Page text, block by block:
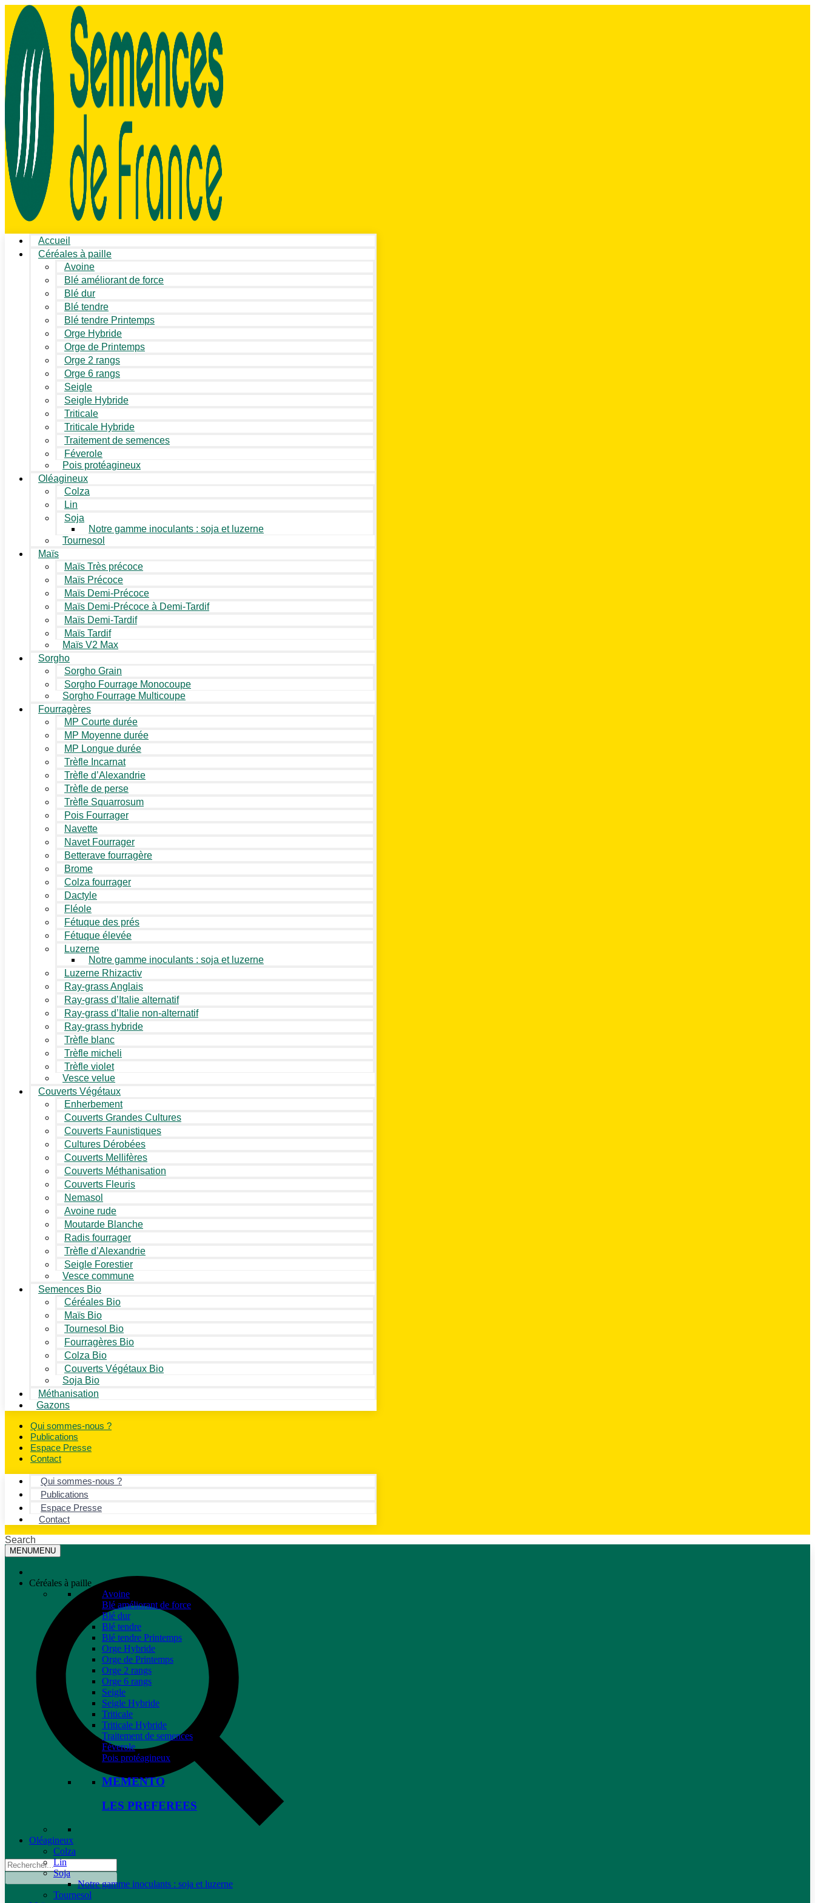
Accueil
Céréales à paille
Avoine
Blé améliorant de force
Blé dur
Blé tendre
Blé tendre Printemps
Orge Hybride
Orge de Printemps
Orge 2 rangs
Orge 6 rangs
Seigle
Seigle Hybride
Triticale
Triticale Hybride
Traitement de semences
Féverole
Pois protéagineux
Oléagineux
Colza
Lin
Soja
Notre gamme inoculants : soja et luzerne
Tournesol
Maïs
Maïs Très précoce
Maïs Précoce
Maïs Demi-Précoce
Maïs Demi-Précoce à Demi-Tardif
Maïs Demi-Tardif
Maïs Tardif
Maïs V2 Max
Sorgho
Sorgho Grain
Sorgho Fourrage Monocoupe
Sorgho Fourrage Multicoupe
Fourragères
MP Courte durée
MP Moyenne durée
MP Longue durée
Trèfle Incarnat
Trèfle d’Alexandrie
Trèfle de perse
Trèfle Squarrosum
Pois Fourrager
Navette
Navet Fourrager
Betterave fourragère
Brome
Colza fourrager
Dactyle
Fléole
Fétuque des prés
Fétuque élevée
Luzerne
Notre gamme inoculants : soja et luzerne
Luzerne Rhizactiv
Ray-grass Anglais
Ray-grass d’Italie alternatif
Ray-grass d’Italie non-alternatif
Ray-grass hybride
Trèfle blanc
Trèfle micheli
Trèfle violet
Vesce velue
Couverts Végétaux
Enherbement
Couverts Grandes Cultures
Couverts Faunistiques
Cultures Dérobées
Couverts Mellifères
Couverts Méthanisation
Couverts Fleuris
Nemasol
Avoine rude
Moutarde Blanche
Radis fourrager
Trèfle d’Alexandrie
Seigle Forestier
Vesce commune
Semences Bio
Céréales Bio
Maïs Bio
Tournesol Bio
Fourragères Bio
Colza Bio
Couverts Végétaux Bio
Soja Bio
Méthanisation
Gazons
Qui sommes-nous ?
Publications
Espace Presse
Contact
Qui sommes-nous ?
Publications
Espace Presse
Contact
Search
MENUMENU
Céréales à paille
Avoine
Blé améliorant de force
Blé dur
Blé tendre
Blé tendre Printemps
Orge Hybride
Orge de Printemps
Orge 2 rangs
Orge 6 rangs
Seigle
Seigle Hybride
Triticale
Triticale Hybride
Traitement de semences
Féverole
Pois protéagineux
MEMENTO
LES PREFEREES
Oléagineux
Colza
Lin
Soja
Notre gamme inoculants : soja et luzerne
Tournesol